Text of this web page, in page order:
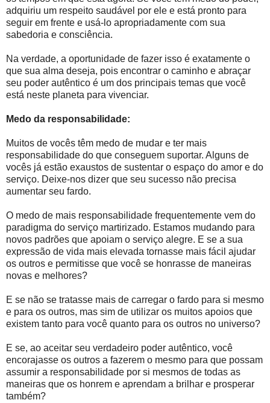
adquiriu um respeito saudável por ele e está pronto para
seguir em frente e usá-lo apropriadamente com sua
sabedoria e consciência.
Na verdade, a oportunidade de fazer isso é exatamente o
que sua alma deseja, pois encontrar o caminho e abraçar
seu poder autêntico é um dos principais temas que você
está neste planeta para vivenciar.
Medo da responsabilidade:
Muitos de vocês têm medo de mudar e ter mais
responsabilidade do que conseguem suportar. Alguns de
vocês já estão exaustos de sustentar o espaço do amor e do
serviço. Deixe-nos dizer que seu sucesso não precisa
aumentar seu fardo.
O medo de mais responsabilidade frequentemente vem do
paradigma do serviço martirizado. Estamos mudando para
novos padrões que apoiam o serviço alegre. E se a sua
expressão de vida mais elevada tornasse mais fácil ajudar
os outros e permitisse que você se honrasse de maneiras
novas e melhores?
E se não se tratasse mais de carregar o fardo para si mesmo
e para os outros, mas sim de utilizar os muitos apoios que
existem tanto para você quanto para os outros no universo?
E se, ao aceitar seu verdadeiro poder autêntico, você
encorajasse os outros a fazerem o mesmo para que possam
assumir a responsabilidade por si mesmos de todas as
maneiras que os honrem e aprendam a brilhar e prosperar
também?